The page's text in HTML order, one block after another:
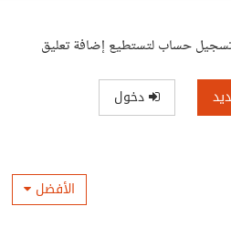
حساب لتستطيع إضافة تعليق
دخول
الأفضل